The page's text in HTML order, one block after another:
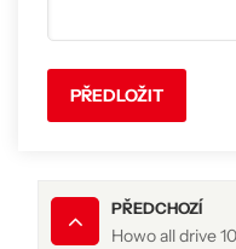
PŘEDLOŽIT
PŘEDCHOZÍ
Howo all drive